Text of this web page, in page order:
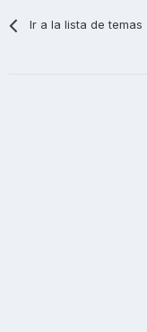
Ir a la lista de temas